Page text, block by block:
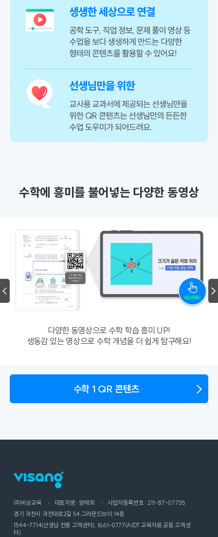
수학에 흥미를 불어넣는 다양한 동영상
다양한 동영상으로 수학 학습 흥미 UP!
생동감 있는 영상으로 수학 개념을 더 쉽게 탐구해요!
수학 1 QR 콘텐츠
㈜비상교육 대표자명 : 양태회
사업자등록번호 : 211-87-07735
경기 과천시 과천대로2길 54 그라운드브이 14층
1544-7714(선생님 전용 고객센터), 1661-0777(AIDT 교육자료 공동 고객센
터)